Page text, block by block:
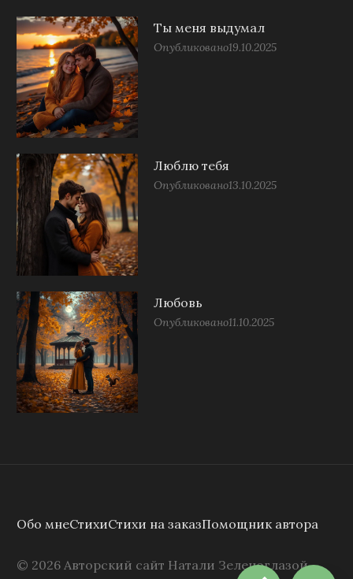
Ты меня выдумал
Опубликовано19.10.2025
Люблю тебя
Опубликовано13.10.2025
Любовь
Опубликовано11.10.2025
Обо мнеСтихиСтихи на заказПомощник автора
© 2026 Авторский сайт Натали Зеленоглазой